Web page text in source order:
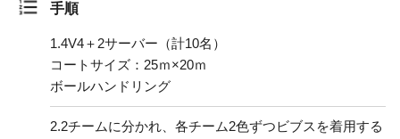
手順
1.4V4＋2サーバー（計10名）
コートサイズ：25ｍ×20ｍ
ボールハンドリング
2.2チームに分かれ、各チーム2色ずつビブスを着用する